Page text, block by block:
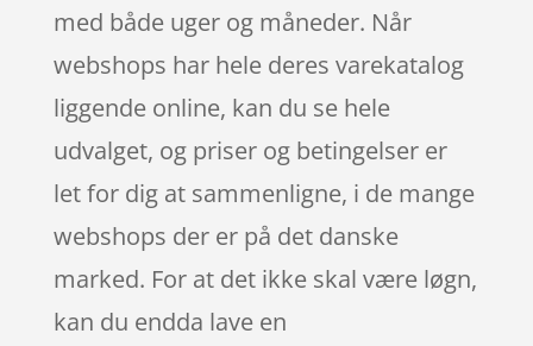
med både uger og måneder. Når
webshops har hele deres varekatalog
liggende online, kan du se hele
udvalget, og priser og betingelser er
let for dig at sammenligne, i de mange
webshops der er på det danske
marked. For at det ikke skal være løgn,
kan du endda lave en